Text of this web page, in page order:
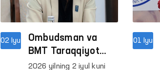
02 Iyu
Ombudsman va
BMT Taraqqiyot
dasturi 2026 yilga
2026 yilning 2 iyul kuni
01 Iyu